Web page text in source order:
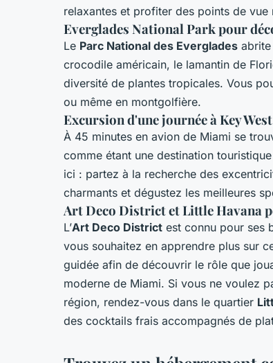
relaxantes et profiter des points de
Everglades National Park pour
Le Parc National des Everglades
crocodile américain, le lamantin de
diversité de plantes tropicales. Vous
ou même en montgolfière.
Excursion d'une journée à Key
À 45 minutes en avion de Miami se
comme étant une destination
ici : partez à la recherche des
charmants et dégustez les meilleures
Art Deco District et Little Havana
L’Art Deco District est connu pour ses
vous souhaitez en apprendre plus sur
guidée afin de découvrir le rôle que
moderne de Miami. Si vous ne voulez
région, rendez-vous dans le quartier
des cocktails frais accompagnés de